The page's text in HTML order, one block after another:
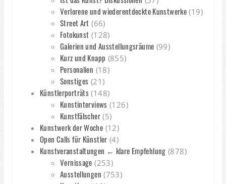
Verlorene und wiederentdeckte Kunstwerke (19)
Street Art (66)
Fotokunst (128)
Galerien und Ausstellungsräume (99)
Kurz und Knapp (855)
Personalien (18)
Sonstiges (21)
Künstlerporträts (148)
Kunstinterviews (126)
Kunstfälscher(5)
Kunstwerk der Woche (12)
Open Calls für Künstler (4)
Kunstveranstaltungen ← klare Empfehlung (878)
Vernissage (253)
Ausstellungen (753)